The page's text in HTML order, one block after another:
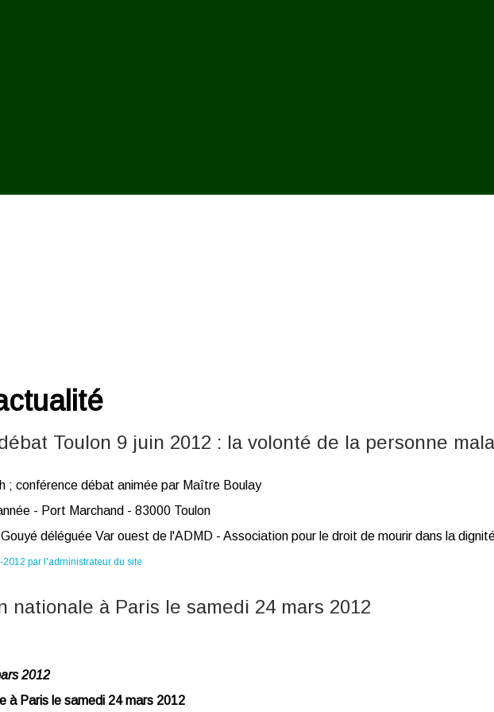
Toulon 9 juin 2012 : la volonté de la personne
; conférence débat animée par Maître Boulay
- Port Marchand - 83000 Toulon
déléguée Var ouest de l'ADMD - Association pour le droit de mourir dans la
par l'administrateur du site
nationale à Paris le samedi 24 mars 2012
2012
à Paris le samedi 24 mars 2012